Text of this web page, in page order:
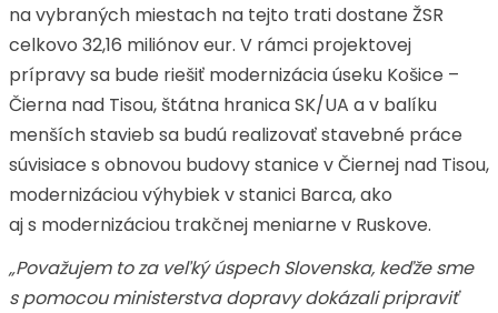
na vybraných miestach na tejto trati dostane ŽSR
celkovo 32,16 miliónov eur. V rámci projektovej
prípravy sa bude riešiť modernizácia úseku Košice –
Čierna nad Tisou, štátna hranica SK/UA a v balíku
menších stavieb sa budú realizovať stavebné práce
súvisiace s obnovou budovy stanice v Čiernej nad Tisou,
modernizáciou výhybiek v stanici Barca, ako
aj s modernizáciou trakčnej meniarne v Ruskove.
„Považujem to za veľký úspech Slovenska, keďže sme
s pomocou ministerstva dopravy dokázali pripraviť